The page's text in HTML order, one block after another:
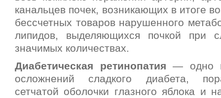
канальцев почек, возникающих в итоге
бессчетных товаров нарушенного
липидов, выделяющихся почкой при
значимых количествах.
Диабетическая ретинопатия — одно
осложнений сладкого диабета,
сетчатой оболочки глазного яблока и